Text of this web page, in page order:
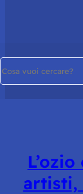
artisti,